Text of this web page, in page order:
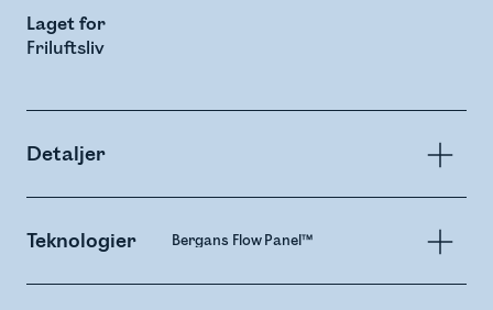
Laget for
Friluftsliv
Detaljer
Teknologier Bergans Flow Panel™